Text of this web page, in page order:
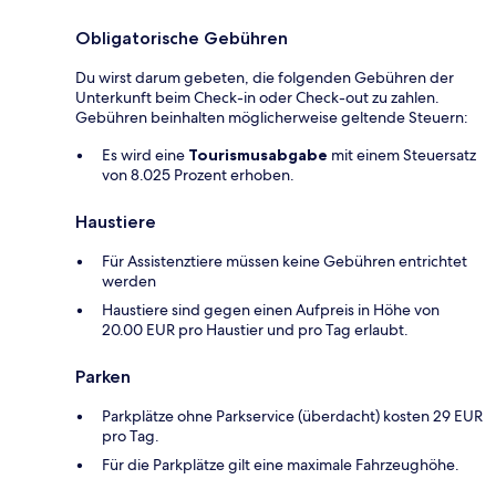
Obligatorische Gebühren
Du wirst darum gebeten, die folgenden Gebühren der
Unterkunft beim Check-in oder Check-out zu zahlen.
Gebühren beinhalten möglicherweise geltende Steuern:
Es wird eine Tourismusabgabe mit einem Steuersatz
von 8.025 Prozent erhoben.
Haustiere
Für Assistenztiere müssen keine Gebühren entrichtet
werden
Haustiere sind gegen einen Aufpreis in Höhe von
20.00 EUR pro Haustier und pro Tag erlaubt.
Parken
Parkplätze ohne Parkservice (überdacht) kosten 29 EUR
pro Tag.
Für die Parkplätze gilt eine maximale Fahrzeughöhe.